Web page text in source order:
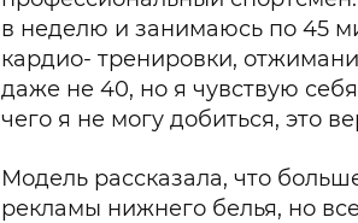
в неделю и занимаюсь по 45
кардио­- тренировки,
даже не 40, но я чувствую
чего я не могу добиться, это
Модель рассказала, что
рекламы нижнего белья, но